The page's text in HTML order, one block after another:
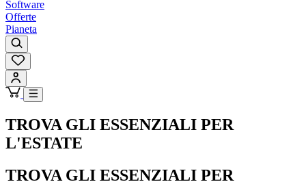
Software
Offerte
Pianeta
TROVA GLI ESSENZIALI PER
L'ESTATE
TROVA GLI ESSENZIALI PER